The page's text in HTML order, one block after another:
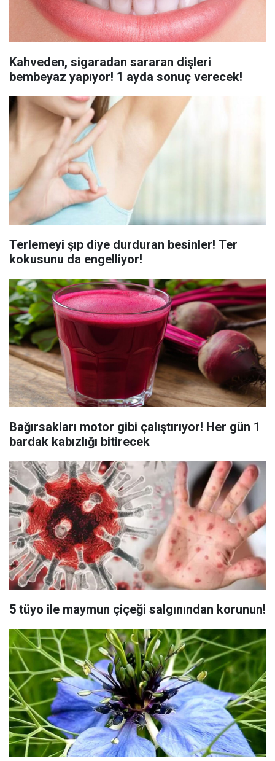
Kahveden, sigaradan sararan dişleri
bembeyaz yapıyor! 1 ayda sonuç verecek!
Terlemeyi şıp diye durduran besinler! Ter
kokusunu da engelliyor!
Bağırsakları motor gibi çalıştırıyor! Her gün 1
bardak kabızlığı bitirecek
5 tüyo ile maymun çiçeği salgınından korunun!